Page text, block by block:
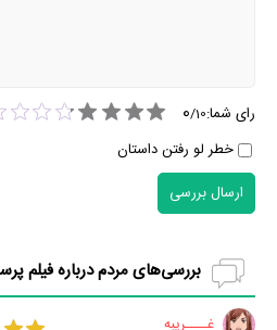
رای شما: 0/10
خطر لو رفتن داستان
ارسال بررسی
بررسی‌های مردم درباره فیلم
غــــریبه